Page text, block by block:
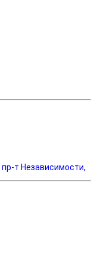
пр-т Независимости,